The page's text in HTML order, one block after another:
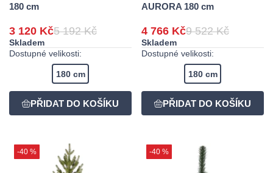
180 cm
3 120 Kč5 192 Kč
Skladem
Dostupné velikosti:
180 cm
AURORA 180 cm
4 766 Kč9 522 Kč
Skladem
Dostupné velikosti:
180 cm
-40 % -40 %